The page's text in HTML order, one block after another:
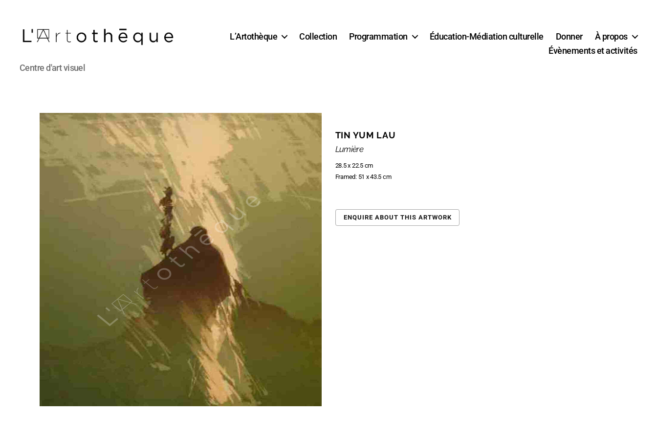
L'Artothèque
Centre d'art visuel
L’Artothèque Collection Programmation Éducation-Médiation culturelle Donner
À propos
Évènements et activités
TIN YUM LAU
Lumière
28.5 x 22.5 cm
Framed: 51 x 43.5 cm
ENQUIRE ABOUT THIS ARTWORK